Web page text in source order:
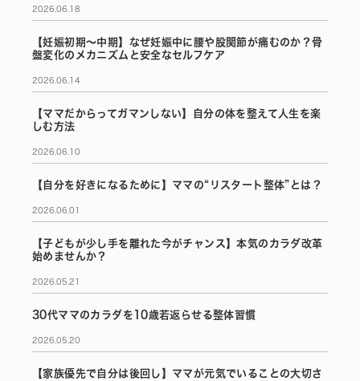
2026.06.18
【妊娠初期〜中期】なぜ妊娠中に腰や股関節が痛むのか？骨
盤変化のメカニズムと安全なセルフケア
2026.06.14
【ママだからってガマンしない】自分の体を整えて人生を楽
しむ方法
2026.06.10
【自分を好きになるために】ママの“リスタート整体”とは？
2026.06.01
【子どもが少し手を離れた今がチャンス】本気のカラダ改革
始めませんか？
2026.05.21
30代ママのカラダを10歳若返らせる整体習慣
2026.05.20
【家族優先で自分は後回し】ママが元気でいることの大切さ